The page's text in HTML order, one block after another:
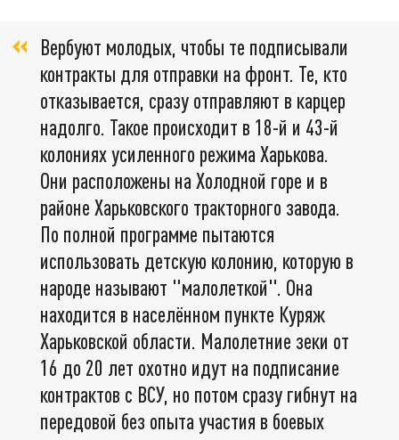
Вербуют молодых, чтобы те подписывали
контракты для отправки на фронт. Те, кто
отказывается, сразу отправляют в карцер
надолго. Такое происходит в 18-й и 43-й
колониях усиленного режима Харькова.
Они расположены на Холодной горе и в
районе Харьковского тракторного завода.
По полной программе пытаются
использовать детскую колонию, которую в
народе называют "малолеткой". Она
находится в населённом пункте Куряж
Харьковской области. Малолетние зеки от
16 до 20 лет охотно идут на подписание
контрактов с ВСУ, но потом сразу гибнут на
передовой без опыта участия в боевых